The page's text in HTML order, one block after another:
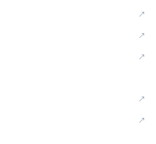
↗
↗
↗
↗
↗